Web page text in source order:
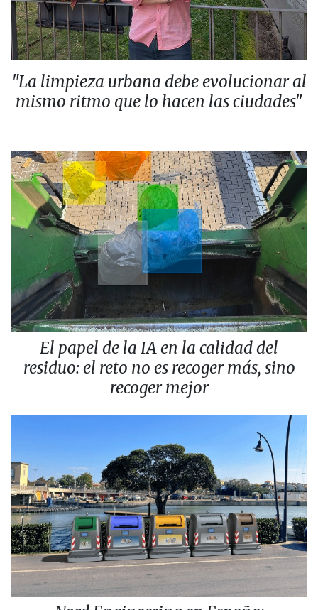
"La limpieza urbana debe evolucionar al
mismo ritmo que lo hacen las ciudades"
El papel de la IA en la calidad del
residuo: el reto no es recoger más, sino
recoger mejor